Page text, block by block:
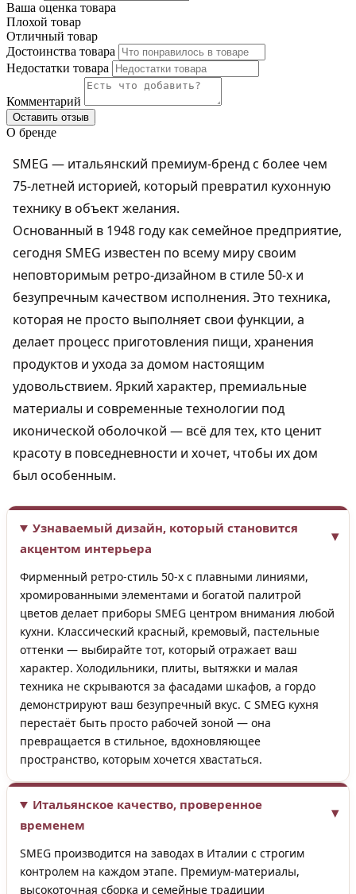
Ваша оценка товара
Плохой товар
Отличный товар
Достоинства товара
Недостатки товара
Комментарий
Оставить отзыв
О бренде
SMEG — итальянский премиум-бренд с более чем
75-летней историей, который превратил кухонную
технику в объект желания.
Основанный в 1948 году как семейное предприятие,
сегодня SMEG известен по всему миру своим
неповторимым ретро-дизайном в стиле 50-х и
безупречным качеством исполнения. Это техника,
которая не просто выполняет свои функции, а
делает процесс приготовления пищи, хранения
продуктов и ухода за домом настоящим
удовольствием. Яркий характер, премиальные
материалы и современные технологии под
иконической оболочкой — всё для тех, кто ценит
красоту в повседневности и хочет, чтобы их дом
был особенным.
Узнаваемый дизайн, который становится
акцентом интерьера
Фирменный ретро-стиль 50-х с плавными линиями,
хромированными элементами и богатой палитрой
цветов делает приборы SMEG центром внимания любой
кухни. Классический красный, кремовый, пастельные
оттенки — выбирайте тот, который отражает ваш
характер. Холодильники, плиты, вытяжки и малая
техника не скрываются за фасадами шкафов, а гордо
демонстрируют ваш безупречный вкус. С SMEG кухня
перестаёт быть просто рабочей зоной — она
превращается в стильное, вдохновляющее
пространство, которым хочется хвастаться.
Итальянское качество, проверенное
временем
SMEG производится на заводах в Италии с строгим
контролем на каждом этапе. Премиум-материалы,
высокоточная сборка и семейные традиции